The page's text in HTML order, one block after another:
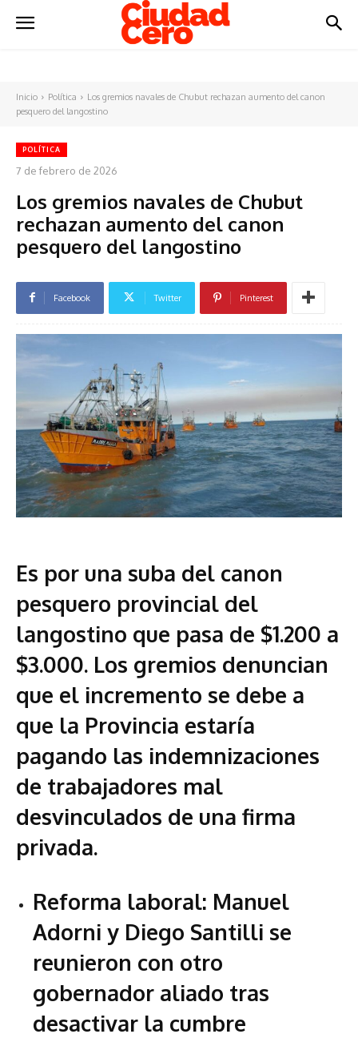
Inicio Política
Los gremios navales de Chubut rechazan aumento del canon
pesquero del langostino
POLÍTICA
7 de febrero de 2026
Los gremios navales de Chubut
rechazan aumento del canon
pesquero del langostino
Facebook Twitter Pinterest
Es por una suba del canon
pesquero provincial del
langostino que pasa de $1.200 a
$3.000. Los gremios denuncian
que el incremento se debe a
que la Provincia estaría
pagando las indemnizaciones
de trabajadores mal
desvinculados de una firma
privada.
Reforma laboral: Manuel
Adorni y Diego Santilli se
reunieron con otro
gobernador aliado tras
desactivar la cumbre